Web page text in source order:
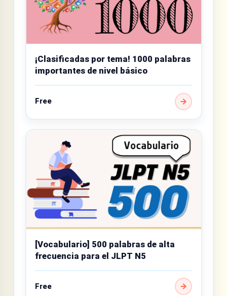
¡Clasificadas por tema! 1000 palabras
importantes de nivel básico
Free
[Vocabulario] 500 palabras de alta
frecuencia para el JLPT N5
Free